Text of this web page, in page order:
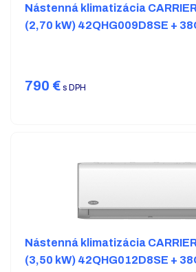
Nástenná klimatizácia
(2,70 kW) 42QHG009D8SE +
790 € s DPH
Nástenná klimatizácia
(3,50 kW) 42QHG012D8SE +